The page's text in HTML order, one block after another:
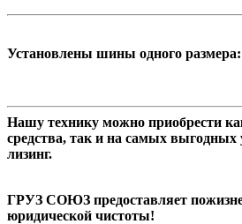
Установлены шины одного размера:
Нашу технику можно приобрести
средства, так и на самых выгодных
лизинг.
ГРУЗ СОЮЗ предоставляет
юридической чистоты!